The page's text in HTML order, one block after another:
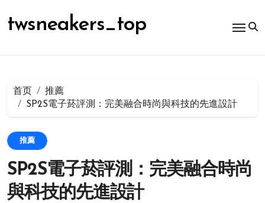
容
twsneakers_top
首页
推薦
SP2S電子菸評測：完美融合時尚與科技的先進設計
推薦
SP2S電子菸評測：完美融合時尚
與科技的先進設計